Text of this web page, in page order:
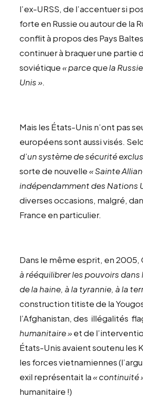
l’ex-URSS, de l’accentuer si
forte en Russie ou autour de la
conflit à propos des Pays
continuer à braquer une partie
soviétique« parce que la
Unis ».
Mais les États-Unis n’ont pas
européens sont aussi visés.
d’un système de sécurité
sorte de nouvelle« Sainte
indépendamment des Nations
diverses occasions, malgré,
France en particulier.
Dans le même esprit, en
à rééquilibrer les pouvoirs
de la haine, à la tyrannie, à la
construction titiste de la
l’Afghanistan, des illégalités
humanitaire »et de
États-Unis avaient soutenu les
les forces vietnamiennes
exil représentait la« continuité
humanitaire !)